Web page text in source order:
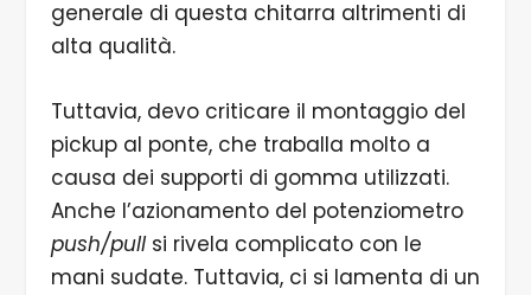
generale di questa chitarra altrimenti di
alta qualità.
Tuttavia, devo criticare il montaggio del
pickup al ponte, che traballa molto a
causa dei supporti di gomma utilizzati.
Anche l’azionamento del potenziometro
push/pull si rivela complicato con le
mani sudate. Tuttavia, ci si lamenta di un